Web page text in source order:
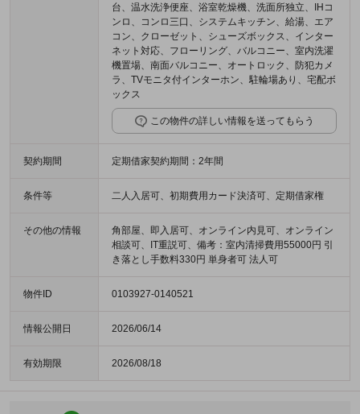
台、温水洗浄便座、浴室乾燥機、洗面所独立、IHコ
ンロ、コンロ三口、システムキッチン、給湯、エア
コン、クローゼット、シューズボックス、インター
ネット対応、フローリング、バルコニー、室内洗濯
機置場、南面バルコニー、オートロック、防犯カメ
ラ、TVモニタ付インターホン、駐輪場あり、宅配ボ
ックス
この物件の詳しい情報を送ってもらう
契約期間 定期借家契約期間：2年間
条件等 二人入居可、初期費用カード決済可、定期借家権
その他の情報
角部屋、即入居可、オンライン内見可、オンライン
相談可、IT重説可、備考：室内清掃費用55000円 引
き落とし手数料330円 単身者可 法人可
物件ID 0103927-0140521
情報公開日 2026/06/14
有効期限 2026/08/18